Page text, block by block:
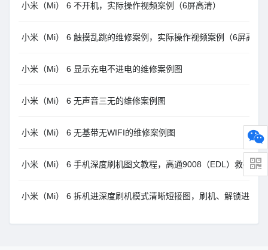
小米（Mi） 6 不开机，实际操作视频案例（6屏高清）
小米（Mi） 6 触摸乱跳的维修案例，实际操作视频案例（6屏高清
小米（Mi） 6 显示充电不进电的维修案例图
小米（Mi） 6 无声音三无的维修案例图
小米（Mi） 6 无基带无WIFI的维修案例图
小米（Mi） 6 手机深度刷机图文教程，高通9008（EDL）救砖方法
小米（Mi） 6 拆机进深度刷机模式清晰短接图，刷机、解锁进高